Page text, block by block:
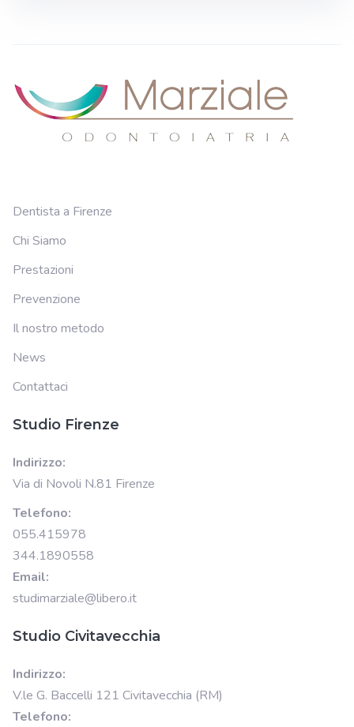
Dentista a Firenze
Chi Siamo
Prestazioni
Prevenzione
Il nostro metodo
News
Contattaci
Studio Firenze
Indirizzo:
Via di Novoli N.81 Firenze
Telefono:
055.415978
344.1890558
Email:
studimarziale@libero.it
Studio Civitavecchia
Indirizzo:
V.le G. Baccelli 121 Civitavecchia (RM)
Telefono: